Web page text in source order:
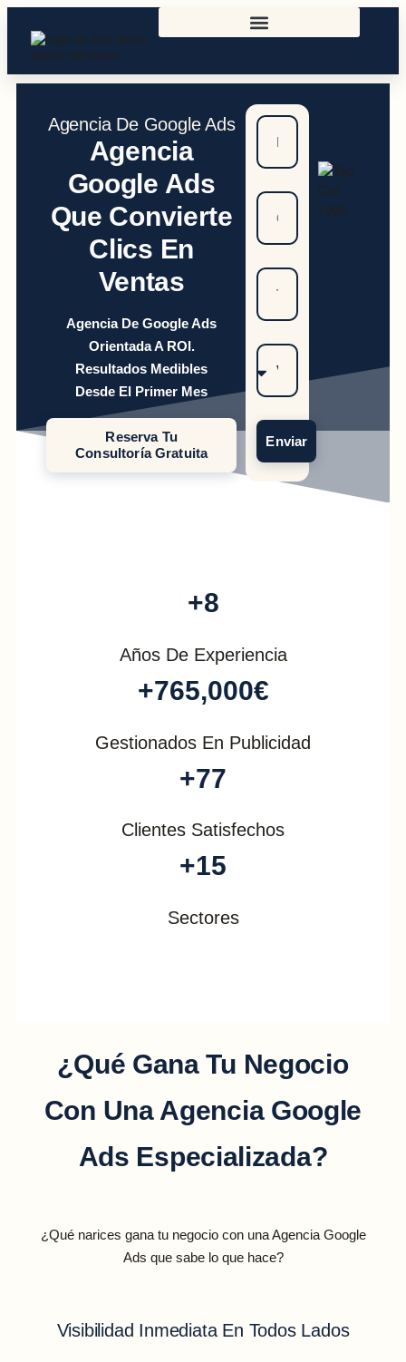
Agencia De Google Ads
Agencia
Google Ads
Que Convierte
Clics En
Ventas
Agencia De Google Ads
Orientada A ROI.
Resultados Medibles
Desde El Primer Mes
Reserva Tu
Consultoría Gratuita
Enviar
+8
Años De Experiencia
+765,000€
Gestionados En Publicidad
+77
Clientes Satisfechos
+15
Sectores
¿Qué Gana Tu Negocio
Con Una Agencia Google
Ads Especializada?
¿Qué narices gana tu negocio con una Agencia Google
Ads que sabe lo que hace?
Visibilidad Inmediata En Todos Lados